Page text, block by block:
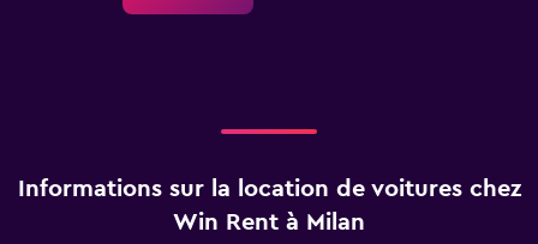
Informations sur la location de voitures chez
Win Rent à Milan